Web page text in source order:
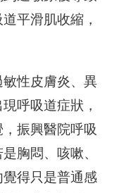
平滑肌收縮，
性皮膚炎、異
呼吸道症狀，
振興醫院呼吸
胸悶、咳嗽、
得只是普通感